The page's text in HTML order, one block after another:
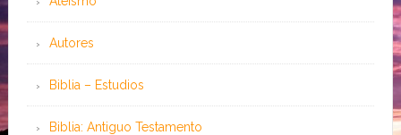
Autores
Biblia – Estudios
Biblia: Antiguo Testamento